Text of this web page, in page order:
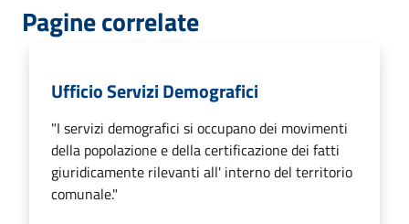
Pagine correlate
Ufficio Servizi Demografici
"I servizi demografici si occupano dei movimenti
della popolazione e della certificazione dei fatti
giuridicamente rilevanti all' interno del territorio
comunale."